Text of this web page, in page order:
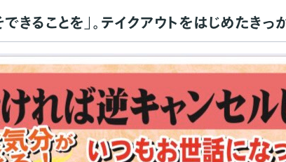
きることを」。テイクアウトをはじめたきっ